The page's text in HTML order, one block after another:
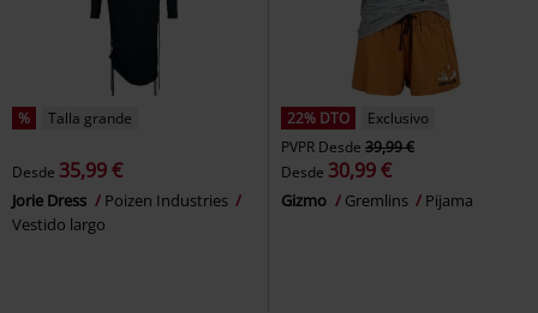
% Talla grande
Desde 35,99 €
Jorie Dress
Poizen Industries
Vestido largo
22% DTO
Exclusivo
PVPR Desde 39,99 €
Desde 30,99 €
Gizmo Gremlins Pijama